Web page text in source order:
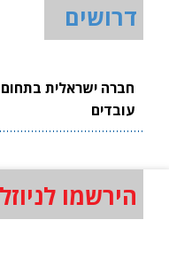
דרושים
חברה ישראלית
עובדים
הירשמו